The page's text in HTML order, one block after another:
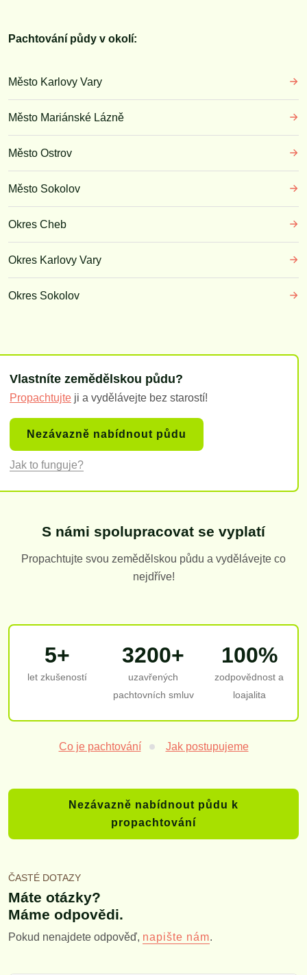
Pachtování půdy v okolí:
Město Karlovy Vary
Město Mariánské Lázně
Město Ostrov
Město Sokolov
Okres Cheb
Okres Karlovy Vary
Okres Sokolov
Vlastníte zemědělskou půdu?
Propachtujte ji a vydělávejte bez starostí!
Nezávazně nabídnout půdu
Jak to funguje?
S námi spolupracovat se vyplatí
Propachtujte svou zemědělskou půdu a vydělávejte co
nejdříve!
5+
let zkušeností
3200+
uzavřených
pachtovních smluv
100%
zodpovědnost a
loajalita
Co je pachtování Jak postupujeme
Nezávazně nabídnout půdu k
propachtování
ČASTÉ DOTAZY
Máte otázky?
Máme odpovědi.
Pokud nenajdete odpověď, napište nám.